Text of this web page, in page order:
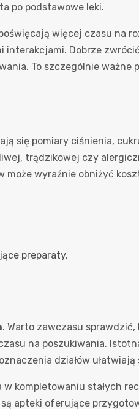
po podstawowe leki.
więcej czasu na
interakcjami. Dobrze
To szczególnie ważne
się pomiary ciśnienia,
trądzikowej czy
wyraźnie obniżyć
preparaty,
. Warto zawczasu
na poszukiwania.
działów ułatwiają
kompletowaniu stałych
apteki oferujące